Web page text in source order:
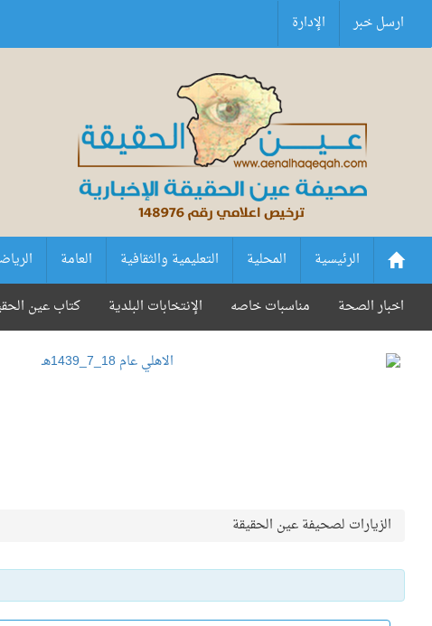
ارسل خبر الإدارة
الرئيسية المحلية التعليمية والثقافية العامة
كتاب عين الإنتخابات البلدية مناسبات خاصه اخبار الصحة
الزيارات لصحيفة عين الحقيقة